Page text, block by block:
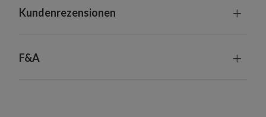
Kundenrezensionen
F&A